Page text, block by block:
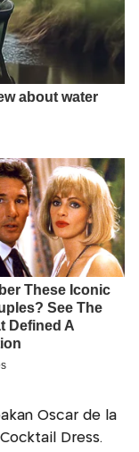
Oscar de la
Dress.